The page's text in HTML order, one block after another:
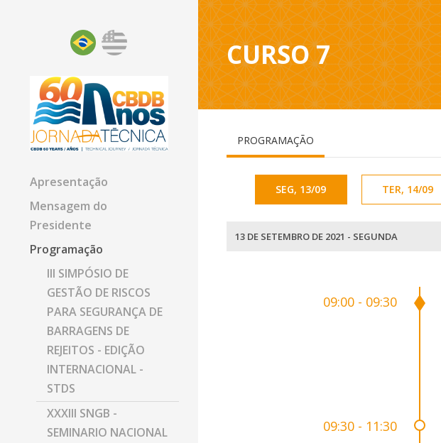
Apresentação
Mensagem do
Presidente
Programação
III SIMPÓSIO DE
GESTÃO DE RISCOS
PARA SEGURANÇA DE
BARRAGENS DE
REJEITOS - EDIÇÃO
INTERNACIONAL -
STDS
XXXIII SNGB -
SEMINARIO NACIONAL
CURSO 7
PROGRAMAÇÃO
SEG, 13/09 TER, 14/09
13 DE SETEMBRO DE 2021 - SEGUNDA
09:00 - 09:30
09:30 - 11:30